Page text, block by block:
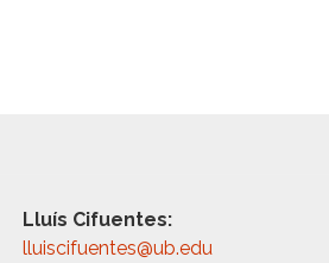
Lluís Cifuentes:
lluiscifuentes@ub.edu